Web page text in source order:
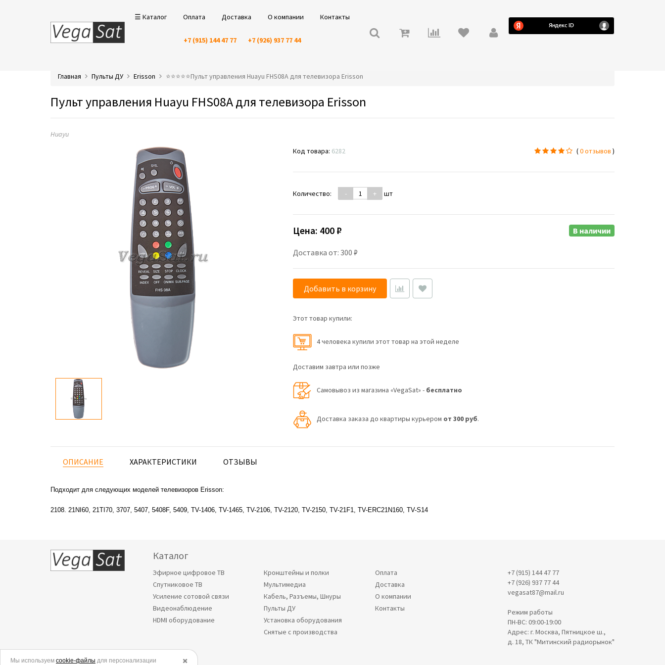
☰ Каталог Оплата Доставка О компании Контакты
+7 (915) 144 47 77 +7 (926) 937 77 44
Главная Пульты ДУ Erisson ⭐️⭐️⭐️⭐️⭐️Пульт управления Huayu FHS08A для телевизора Erisson
Пульт управления Huayu FHS08A для телевизора Erisson
Huayu
Код товара: 6282 (0 отзывов )
Количество: - + шт
Цена: 400 ₽
Доставка от: 300 ₽
В наличии
Добавить в корзину
Этот товар купили:
4 человекa купили этот товар на этой неделе
Доставим завтра или позже
Самовывоз из магазина «VegaSat» - бесплатно
Доставка заказа до квартиры курьером от 300 руб.
ОПИСАНИЕ ХАРАКТЕРИСТИКИ ОТЗЫВЫ
Подходит для следующих моделей телевизоров Erisson:
2108. 21NI60, 21TI70, 3707, 5407, 5408F, 5409, TV-1406, TV-1465, TV-2106, TV-2120, TV-2150, TV-21F1, TV-ERC21N160, TV-S14
Каталог
Эфирное цифровое ТВ
Спутниковое ТВ
Усиление сотовой связи
Видеонаблюдение
HDMI оборудование
Кронштейны и полки
Мультимедиа
Кабель, Разъемы, Шнуры
Пульты ДУ
Установка оборудования
Снятые с производства
Оплата
Доставка
О компании
Контакты
+7 (915) 144 47 77
+7 (926) 937 77 44
vegasat87@mail.ru
Режим работы
ПН-ВС: 09:00-19:00
Адрес: г. Москва, Пятницкое ш.,
д. 18, ТК "Митинский радиорынок"
© 2006-2026. ✖️
Мы используем cookie-файлы для персонализации